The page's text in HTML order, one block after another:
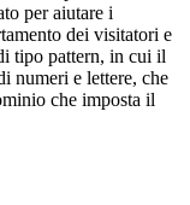
per aiutare i
dei visitatori e
tipo pattern, in cui il
numeri e lettere, che
che imposta il